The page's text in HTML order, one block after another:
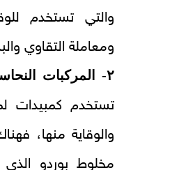
والتي تستخدم
ومعاملة التقاوي
٢- المركبات النحاسية:
تستخدم كمبيدات
والوقاية منها،
مخلوط بوردو